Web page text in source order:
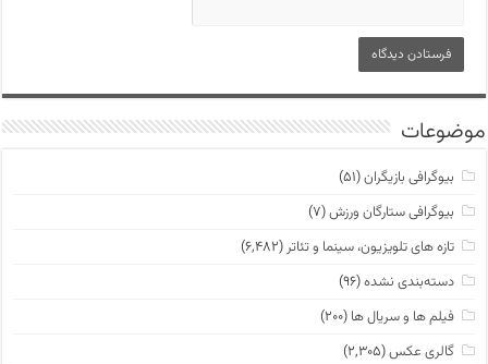
موضوعات
بیوگرافی بازیگران(۵۱)
بیوگرافی ستارگان ورزش(۷)
تازه های تلویزیون، سینما و تئاتر (۶,۴۸۲)
دسته‌بندی نشده(۹۶)
فیلم ها و سریال ها (۲۰۰)
گالری عکس(۲,۳۰۵)